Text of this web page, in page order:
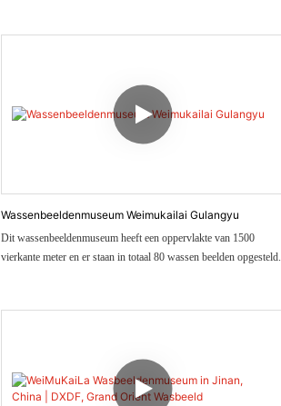
Wassenbeeldenmuseum Weimukailai Gulangyu
Dit wassenbeeldenmuseum heeft een oppervlakte van 1500
vierkante meter en er staan ​​in totaal 80 wassen beelden opgesteld.